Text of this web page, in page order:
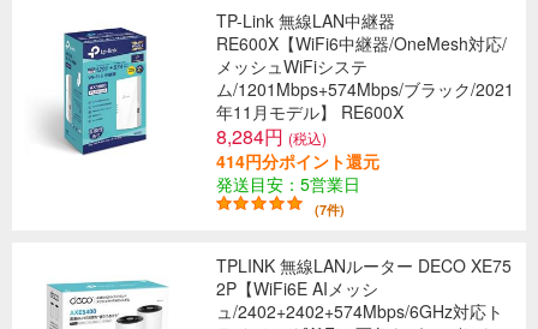
TP-Link 無線LAN中継器
RE600X【WiFi6中継器/OneMesh対応/
メッシュWiFiシステ
ム/1201Mbps+574Mbps/ブラック/2021
年11月モデル】 RE600X
8,284円 (税込)
414円分ポイント還元
発送目安：5営業日
(7件)
TPLINK 無線LANルーター DECO XE75
2P【WiFi6E AIメッシ
ュ/2402+2402+574Mbps/6GHz対応ト